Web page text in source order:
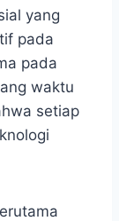
yang
pada
pada
waktu
setiap